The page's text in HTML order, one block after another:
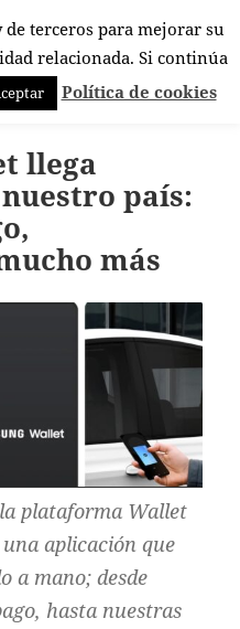
MENÚ
Y
llega
país:
más
plataforma Wallet
aplicación que
a mano; desde
hasta nuestras
terceros para mejorar su
relacionada. Si continúa
Política de cookies